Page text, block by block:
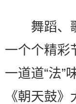
舞蹈、歌
一个个精彩
一道道“法”
《朝天鼓